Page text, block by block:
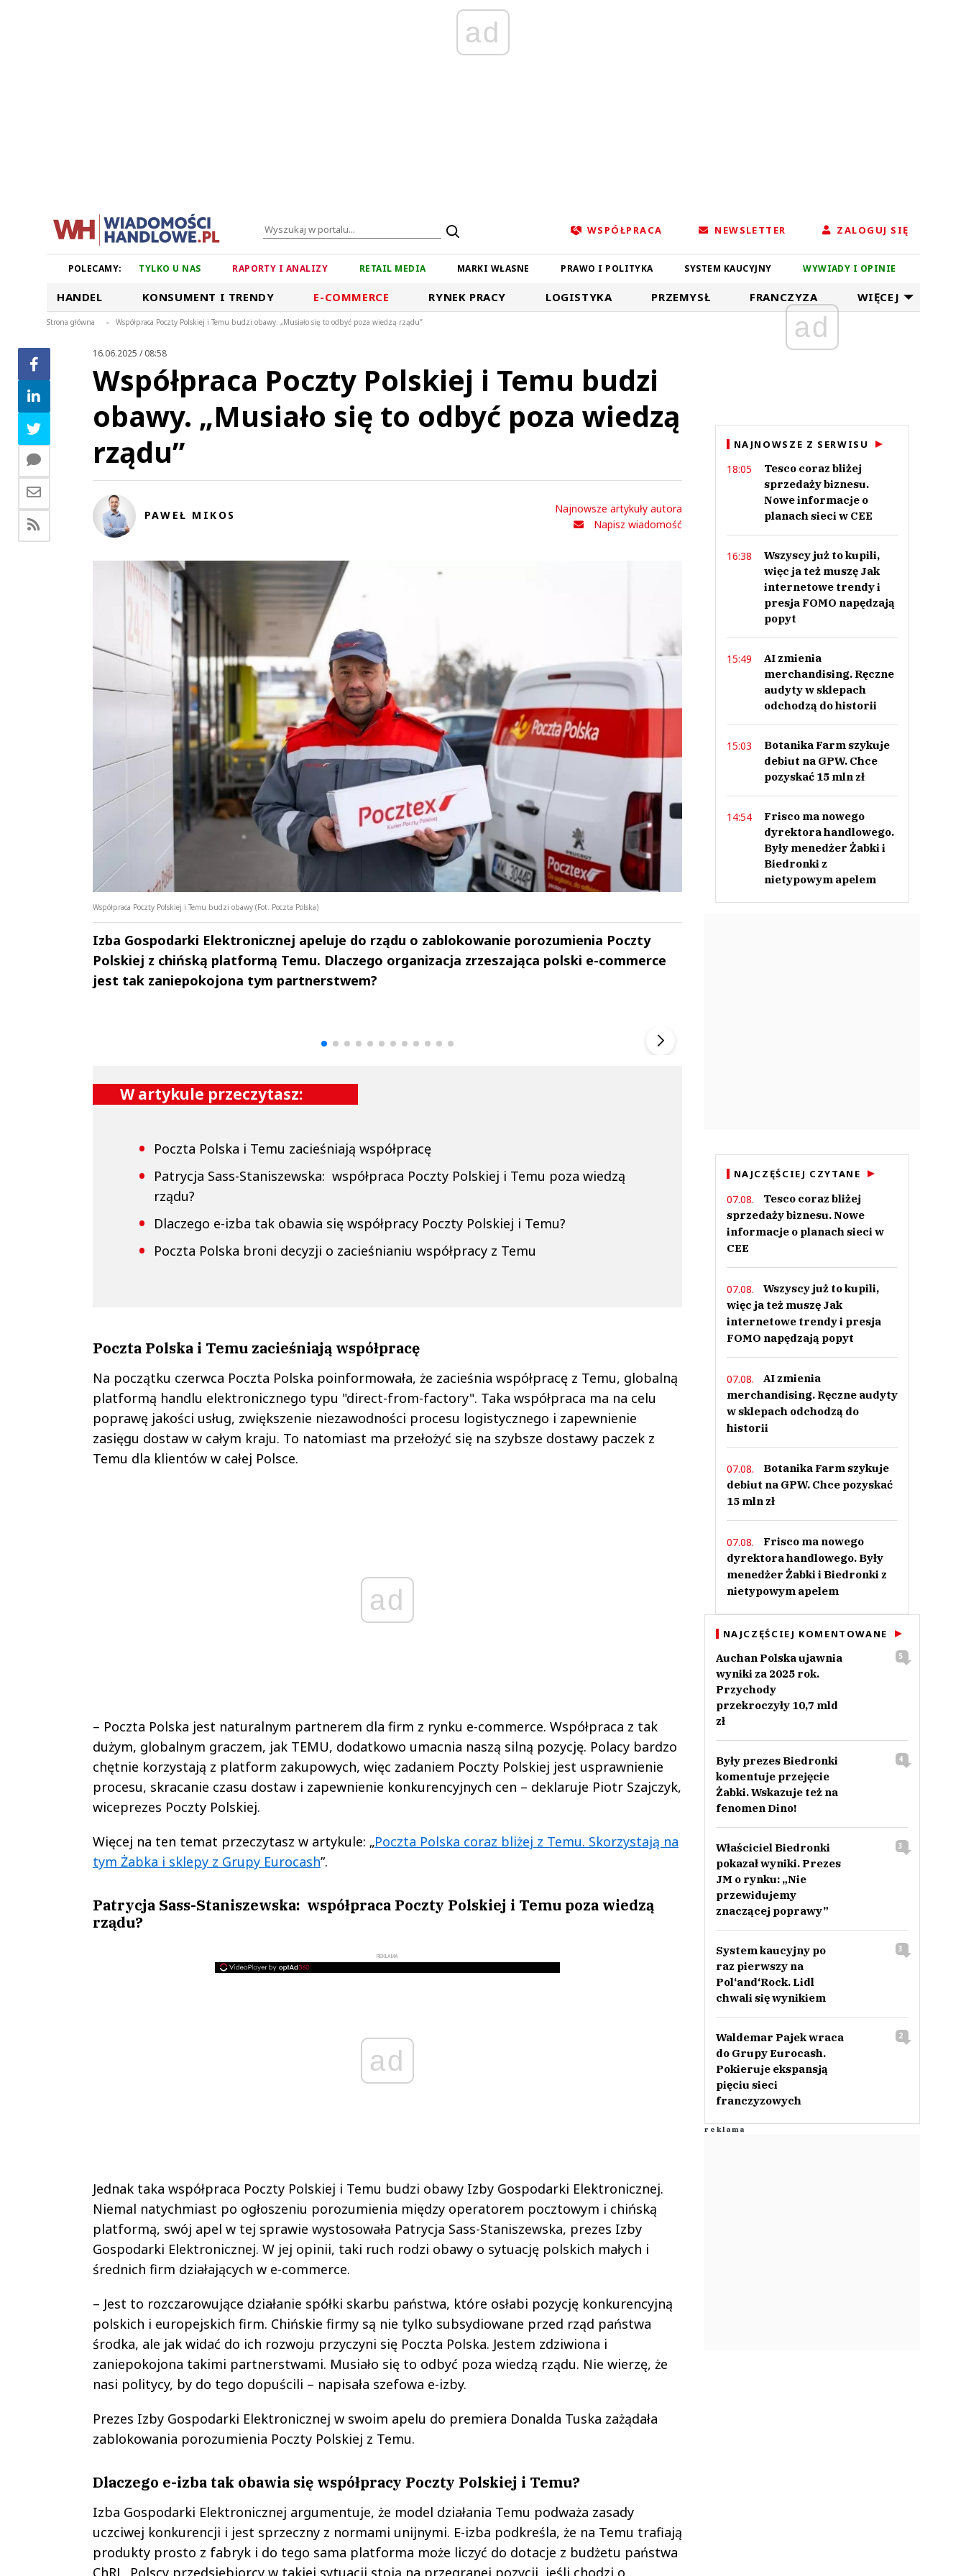
ad
WSPÓŁPRACA NEWSLETTER ZALOGUJ SIĘ
POLECAMY: TYLKO U NAS RAPORTY I ANALIZY RETAIL MEDIA MARKI WŁASNE PRAWO I POLITYKA SYSTEM KAUCYJNY WYWIADY I OPINIE
HANDEL KONSUMENT I TRENDY E-COMMERCE RYNEK PRACY LOGISTYKA PRZEMYSŁ FRANCZYZA WIĘCEJ
Strona główna > Współpraca Poczty Polskiej i Temu budzi obawy. „Musiało się to odbyć poza wiedzą rządu”
16.06.2025 / 08:58
Współpraca Poczty Polskiej i Temu budzi
obawy. „Musiało się to odbyć poza wiedzą
rządu”
PAWEŁ MIKOS
Najnowsze artykuły autora
Napisz wiadomość
Współpraca Poczty Polskiej i Temu budzi obawy (Fot. Poczta Polska)
Izba Gospodarki Elektronicznej apeluje do rządu o zablokowanie porozumienia Poczty
Polskiej z chińską platformą Temu. Dlaczego organizacja zrzeszająca polski e-commerce
jest tak zaniepokojona tym partnerstwem?
W artykule przeczytasz:
Poczta Polska i Temu zacieśniają współpracę
Patrycja Sass-Staniszewska: współpraca Poczty Polskiej i Temu poza wiedzą
rządu?
Dlaczego e-izba tak obawia się współpracy Poczty Polskiej i Temu?
Poczta Polska broni decyzji o zacieśnianiu współpracy z Temu
Poczta Polska i Temu zacieśniają współpracę
Na początku czerwca Poczta Polska poinformowała, że zacieśnia współpracę z Temu, globalną
platformą handlu elektronicznego typu "direct-from-factory". Taka współpraca ma na celu
poprawę jakości usług, zwiększenie niezawodności procesu logistycznego i zapewnienie
zasięgu dostaw w całym kraju. To natomiast ma przełożyć się na szybsze dostawy paczek z
Temu dla klientów w całej Polsce.
ad
– Poczta Polska jest naturalnym partnerem dla firm z rynku e-commerce. Współpraca z tak
dużym, globalnym graczem, jak TEMU, dodatkowo umacnia naszą silną pozycję. Polacy bardzo
chętnie korzystają z platform zakupowych, więc zadaniem Poczty Polskiej jest usprawnienie
procesu, skracanie czasu dostaw i zapewnienie konkurencyjnych cen – deklaruje Piotr Szajczyk,
wiceprezes Poczty Polskiej.
Więcej na ten temat przeczytasz w artykule: „Poczta Polska coraz bliżej z Temu. Skorzystają na
tym Żabka i sklepy z Grupy Eurocash”.
Patrycja Sass-Staniszewska: współpraca Poczty Polskiej i Temu poza wiedzą
rządu?
REKLAMA
ad
Jednak taka współpraca Poczty Polskiej i Temu budzi obawy Izby Gospodarki Elektronicznej.
Niemal natychmiast po ogłoszeniu porozumienia między operatorem pocztowym i chińską
platformą, swój apel w tej sprawie wystosowała Patrycja Sass-Staniszewska, prezes Izby
Gospodarki Elektronicznej. W jej opinii, taki ruch rodzi obawy o sytuację polskich małych i
średnich firm działających w e-commerce.
– Jest to rozczarowujące działanie spółki skarbu państwa, które osłabi pozycję konkurencyjną
polskich i europejskich firm. Chińskie firmy są nie tylko subsydiowane przed rząd państwa
środka, ale jak widać do ich rozwoju przyczyni się Poczta Polska. Jestem zdziwiona i
zaniepokojona takimi partnerstwami. Musiało się to odbyć poza wiedzą rządu. Nie wierzę, że
nasi politycy, by do tego dopuścili ­– napisała szefowa e-izby.
Prezes Izby Gospodarki Elektronicznej w swoim apelu do premiera Donalda Tuska zażądała
zablokowania porozumienia Poczty Polskiej z Temu.
Dlaczego e-izba tak obawia się współpracy Poczty Polskiej i Temu?
Izba Gospodarki Elektronicznej argumentuje, że model działania Temu podważa zasady
uczciwej konkurencji i jest sprzeczny z normami unijnymi. E-izba podkreśla, że na Temu trafiają
produkty prosto z fabryk i do tego sama platforma może liczyć do dotacje z budżetu państwa
ChRL. Polscy przedsiębiorcy w takiej sytuacji stoją na przegranej pozycji, jeśli chodzi o
ad
NAJNOWSZE Z SERWISU
18:05
Tesco coraz bliżej
sprzedaży biznesu.
Nowe informacje o
planach sieci w CEE
16:38
Wszyscy już to kupili,
więc ja też muszę Jak
internetowe trendy i
presja FOMO napędzają
popyt
15:49
AI zmienia
merchandising. Ręczne
audyty w sklepach
odchodzą do historii
15:03
Botanika Farm szykuje
debiut na GPW. Chce
pozyskać 15 mln zł
14:54
Frisco ma nowego
dyrektora handlowego.
Były menedżer Żabki i
Biedronki z
nietypowym apelem
NAJCZĘŚCIEJ CZYTANE
07.08.
Tesco coraz bliżej
sprzedaży biznesu. Nowe
informacje o planach sieci w
CEE
07.08.
Wszyscy już to kupili,
więc ja też muszę Jak
internetowe trendy i presja
FOMO napędzają popyt
07.08.
AI zmienia
merchandising. Ręczne audyty
w sklepach odchodzą do
historii
07.08.
Botanika Farm szykuje
debiut na GPW. Chce pozyskać
15 mln zł
07.08.
Frisco ma nowego
dyrektora handlowego. Były
menedżer Żabki i Biedronki z
nietypowym apelem
NAJCZĘŚCIEJ KOMENTOWANE
Auchan Polska ujawnia
wyniki za 2025 rok.
Przychody
przekroczyły 10,7 mld
zł
5
Były prezes Biedronki
komentuje przejęcie
Żabki. Wskazuje też na
fenomen Dino!
4
Właściciel Biedronki
pokazał wyniki. Prezes
JM o rynku: „Nie
przewidujemy
znaczącej poprawy”
3
System kaucyjny po
raz pierwszy na
Pol‘and‘Rock. Lidl
chwali się wynikiem
3
Waldemar Pajek wraca
do Grupy Eurocash.
Pokieruje ekspansją
pięciu sieci
franczyzowych
2